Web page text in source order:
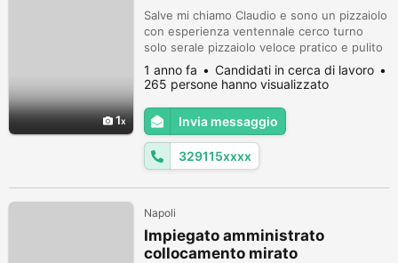
1
Salve mi chiamo Claudio e sono un pizzaiolo
con esperienza ventennale cerco turno
solo serale pizzaiolo veloce pratico e pulito
grazie
1 anno fa
Candidati in cerca di lavoro
265 persone hanno visualizzato
Invia messaggio
329115xxxx
Napoli
Impiegato amministrato
collocamento mirato